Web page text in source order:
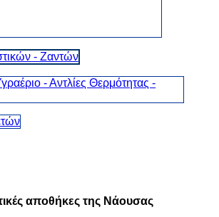
αποθήκες της Νάουσας